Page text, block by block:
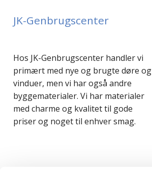
JK-Genbrugscenter
Hos JK-Genbrugscenter handler vi
primært med nye og brugte døre og
vinduer, men vi har også andre
byggematerialer. Vi har materialer
med charme og kvalitet til gode
priser og noget til enhver smag.